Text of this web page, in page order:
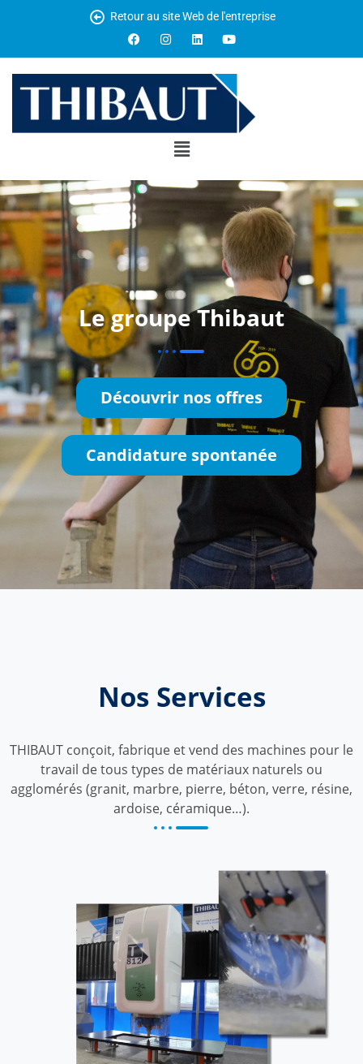
Retour au site Web de l'entreprise
Le groupe Thibaut
Découvrir nos offres
Candidature spontanée
Nos Services
THIBAUT conçoit, fabrique et vend des machines pour le
travail de tous types de matériaux naturels ou
agglomérés (granit, marbre, pierre, béton, verre, résine,
ardoise, céramique…).